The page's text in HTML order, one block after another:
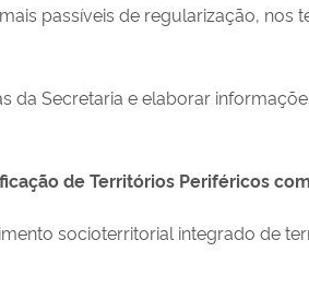
passíveis de regularização, nos
Secretaria e elaborar
de Territórios Periféricos
socioterritorial integrado de